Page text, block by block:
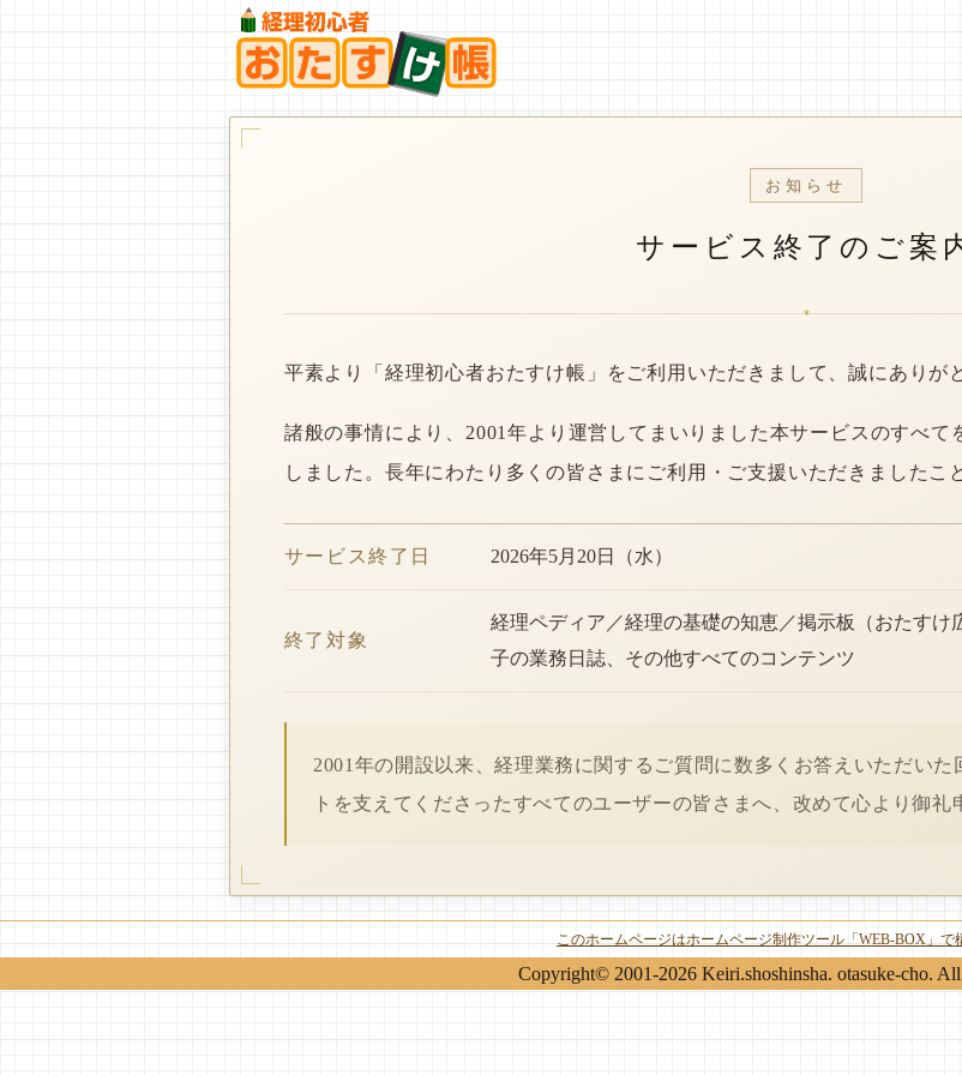
お知らせ
サービス終了のご案
*
平素より「経理初心者おたすけ帳」をご利用いただきまして、誠にありが
諸般の事情により、2001年より運営してまいりました本サービスのすべて
しました。長年にわたり多くの皆さまにご利用・ご支援いただきましたこ
サービス終了日 2026年5月20日（水）
終了対象
経理ペディア／経理の基礎の知恵／掲示板（おたす
子の業務日誌、その他すべてのコンテンツ
2001年の開設以来、経理業務に関するご質問に数多くお答えいただい
トを支えてくださったすべてのユーザーの皆さまへ、改めて心より御礼
このホームページはホームページ制作ツール「WEB-BOX」で
Copyright© 2001-2026 Keiri.shoshinsha. otasuke-cho.